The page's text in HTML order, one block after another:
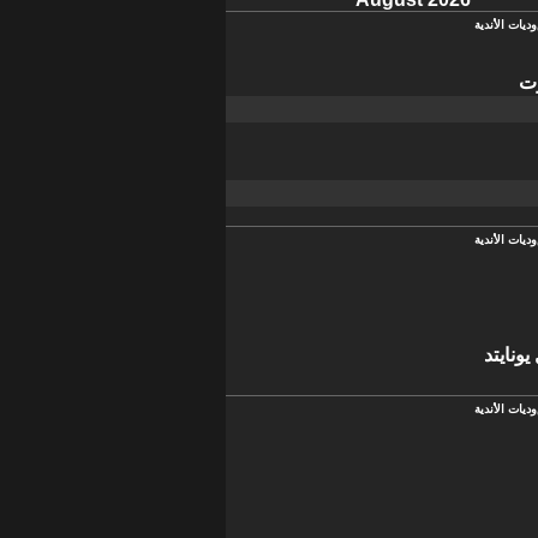
وديات الأندية
وديات الأندية
وديات الأندية